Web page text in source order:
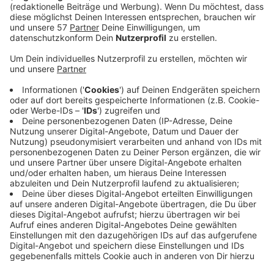
Veröffentlicht:Mittwoch, 27.05.2020 08:40
Anzeige
Weitere Informationen
Anzeige
Die Springmann-Villa ist vor einiger Zeit abgerissen
worden. Irgendwann danach wurde die Figur offenbar
gestohlen. Experten vermuten, dass Metalldiebe die
150 Kilo schwere Skulptur entwendet haben. Sie
stammt von der verstorbenen Wuppertaler Bildhauerin
Ulle Hees und stellt die griechische Göttin Daphne dar.
Der Enkel des Ehepaares sitzt seit anderthalb Jahren